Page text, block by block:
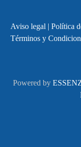
Aviso legal | Política
Términos y
Powered by